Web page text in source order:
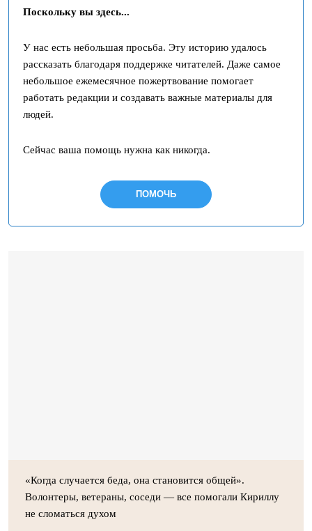
п
Поскольку вы здесь...
У нас есть небольшая просьба. Эту историю удалось
рассказать благодаря поддержке читателей. Даже самое
небольшое ежемесячное пожертвование помогает
работать редакции и создавать важные материалы для
людей.
Сейчас ваша помощь нужна как никогда.
ПОМОЧЬ
«Когда случается беда, она становится общей».
Волонтеры, ветераны, соседи — все помогали Кириллу
не сломаться духом